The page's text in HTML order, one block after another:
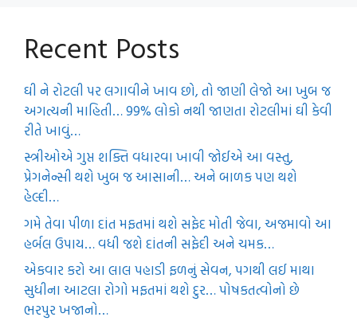
Recent Posts
ઘી ને રોટલી પર લગાવીને ખાવ છો, તો જાણી લેજો આ ખુબ જ
અગત્યની માહિતી… 99% લોકો નથી જાણતા રોટલીમાં ઘી કેવી
રીતે ખાવું…
સ્ત્રીઓએ ગુપ્ત શક્તિ વધારવા ખાવી જોઈએ આ વસ્તુ,
પ્રેગનેન્સી થશે ખુબ જ આસાની… અને બાળક પણ થશે
હેલ્દી…
ગમે તેવા પીળા દાંત મફતમાં થશે સફેદ મોતી જેવા, અજમાવો આ
હર્બલ ઉપાય… વધી જશે દાંતની સફેદી અને ચમક…
એકવાર કરો આ લાલ પહાડી ફળનું સેવન, પગથી લઈ માથા
સુધીના આટલા રોગો મફતમાં થશે દુર… પોષકતત્વોનો છે
ભરપુર ખજાનો…